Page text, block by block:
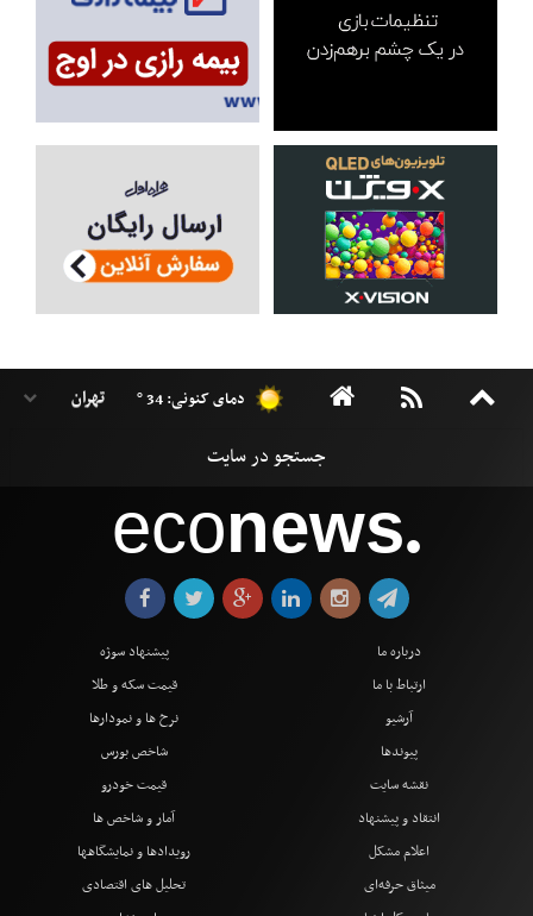
دمای کنونی: 34 °
econews●
درباره ما
ارتباط با ما
آرشیو
پیوندها
نقشه سایت
انتقاد و پیشنهاد
اعلام مشکل
میثاق حرفه‌ای
پیشنهاد سوژه
قیمت سکه و طلا
نرخ ها و نمودارها
شاخص بورس
قیمت خودرو
آمار و شاخص ها
رویدادها و نمایشگاهها
تحلیل های اقتصادی